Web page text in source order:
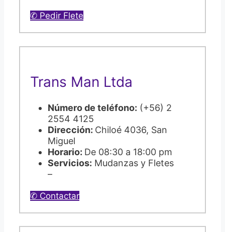
✆ Pedir Flete
Trans Man Ltda
Número de teléfono: (+56) 2
2554 4125
Dirección: Chiloé 4036, San
Miguel
Horario: De 08:30 a 18:00 pm
Servicios: Mudanzas y Fletes
–
✆ Contactar